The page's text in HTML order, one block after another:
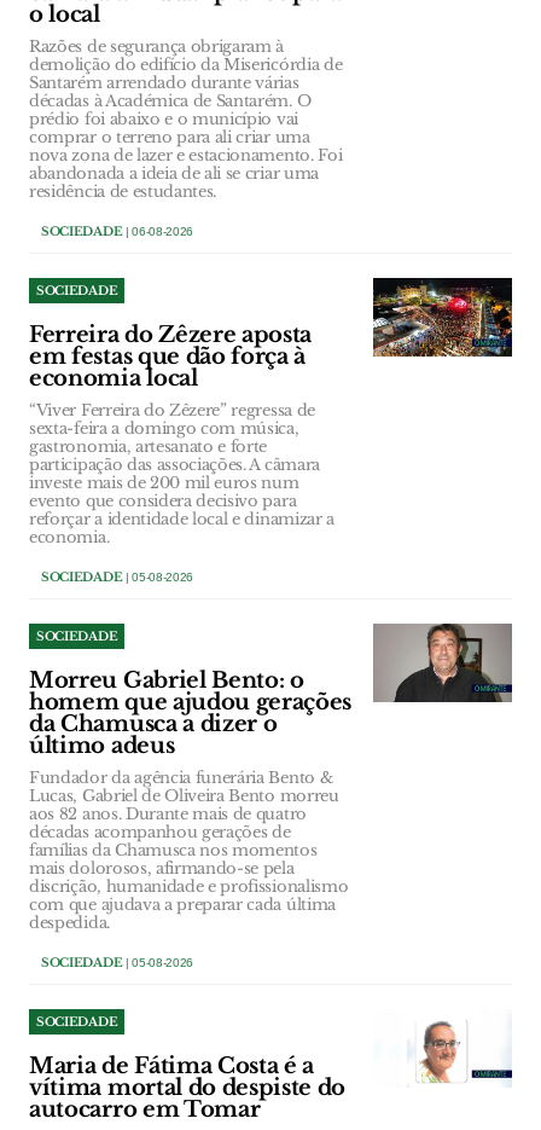
o local
Razões de segurança obrigaram à
demolição do edifício da Misericórdia de
Santarém arrendado durante várias
décadas à Académica de Santarém. O
prédio foi abaixo e o município vai
comprar o terreno para ali criar uma
nova zona de lazer e estacionamento. Foi
abandonada a ideia de ali se criar uma
residência de estudantes.
SOCIEDADE| 06-08-2026
SOCIEDADE
Ferreira do Zêzere aposta
em festas que dão força à
economia local
“Viver Ferreira do Zêzere” regressa de
sexta-feira a domingo com música,
gastronomia, artesanato e forte
participação das associações. A câmara
investe mais de 200 mil euros num
evento que considera decisivo para
reforçar a identidade local e dinamizar a
economia.
SOCIEDADE| 05-08-2026
SOCIEDADE
Morreu Gabriel Bento: o
homem que ajudou gerações
da Chamusca a dizer o
último adeus
Fundador da agência funerária Bento &
Lucas, Gabriel de Oliveira Bento morreu
aos 82 anos. Durante mais de quatro
décadas acompanhou gerações de
famílias da Chamusca nos momentos
mais dolorosos, afirmando-se pela
discrição, humanidade e profissionalismo
com que ajudava a preparar cada última
despedida.
SOCIEDADE| 05-08-2026
SOCIEDADE
Maria de Fátima Costa é a
vítima mortal do despiste do
autocarro em Tomar